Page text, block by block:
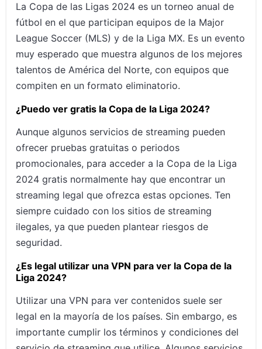
La Copa de las Ligas 2024 es un torneo anual de
fútbol en el que participan equipos de la Major
League Soccer (MLS) y de la Liga MX. Es un evento
muy esperado que muestra algunos de los mejores
talentos de América del Norte, con equipos que
compiten en un formato eliminatorio.
¿Puedo ver gratis la Copa de la Liga 2024?
Aunque algunos servicios de streaming pueden
ofrecer pruebas gratuitas o periodos
promocionales, para acceder a la Copa de la Liga
2024 gratis normalmente hay que encontrar un
streaming legal que ofrezca estas opciones. Ten
siempre cuidado con los sitios de streaming
ilegales, ya que pueden plantear riesgos de
seguridad.
¿Es legal utilizar una VPN para ver la Copa de la
Liga 2024?
Utilizar una VPN para ver contenidos suele ser
legal en la mayoría de los países. Sin embargo, es
importante cumplir los términos y condiciones del